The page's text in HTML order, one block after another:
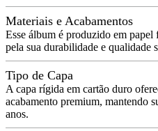
Materiais e Acabamentos
Esse álbum é produzido em
pela sua durabilidade e qualidade
Tipo de Capa
A capa rígida em cartão duro
acabamento premium, mantendo
anos.